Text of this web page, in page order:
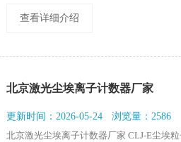
用于电子、光学、化学、食品、化妆品、
查看详细介绍
北京激光尘埃离子计数器厂家
更新时间：2026-05-24
浏览量：2586
北京激光尘埃离子计数器厂家 CLJ-E尘埃